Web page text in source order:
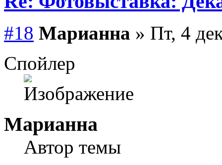
#18 Марианна » Пт, 4
Спойлер
Марианна
Автор темы